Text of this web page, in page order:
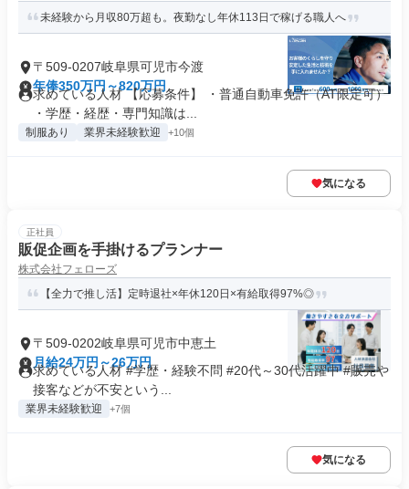
未経験から月収80万超も。夜勤なし年休113日で稼げる職人へ
〒509-0207岐阜県可児市今渡
年俸350万円～820万円
求めている人材 【応募条件】 ・普通自動車免許（AT限定可）
・学歴・経歴・専門知識は...
制服あり 業界未経験歓迎 +10個
気になる
正社員
販促企画を手掛けるプランナー
株式会社フェローズ
【全力で推し活】定時退社×年休120日×有給取得97%◎
〒509-0202岐阜県可児市中恵土
月給24万円～26万円
求めている人材 #学歴・経験不問 #20代～30代活躍中 #販売や
接客などが不安という...
業界未経験歓迎 +7個
気になる